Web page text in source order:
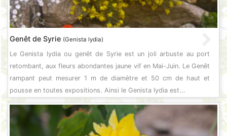
Genêt de Syrie (Genista lydia)
Le Genista lydia ou genêt de Syrie est un joli arbuste au port
retombant, aux fleurs abondantes jaune vif en Mai-Juin. Le Genêt
rampant peut mesurer 1 m de diamètre et 50 cm de haut et
pousse en toutes expositions. Ainsi le Genista lydia est...